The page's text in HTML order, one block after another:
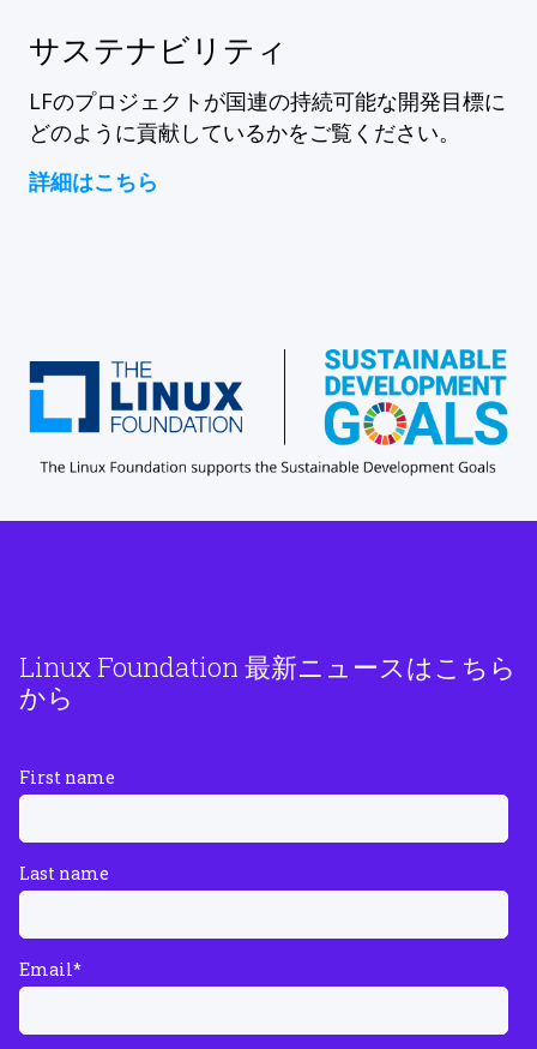
サステナビリティ
LFのプロジェクトが国連の持続可能な開発目標に
どのように貢献しているかをご覧ください。
詳細はこちら
Linux Foundation 最新ニュースはこちら
から
First name
Last name
Email*